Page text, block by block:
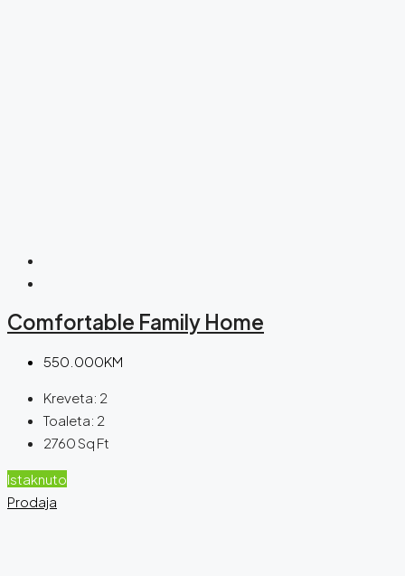
Comfortable Family Home
550.000KM
Kreveta: 2
Toaleta: 2
2760Sq Ft
Istaknuto
Prodaja